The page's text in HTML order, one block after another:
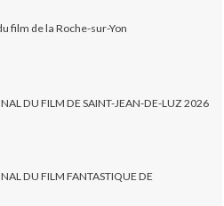
film de la Roche-sur-Yon
DU FILM DE SAINT-JEAN-DE-LUZ 2026
DU FILM FANTASTIQUE DE